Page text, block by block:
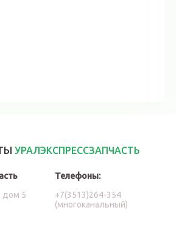
УРАЛЭКСПРЕССЗАПЧАСТЬ
дом 5
Телефоны:
+7(3513)264-354
(многоканальный)